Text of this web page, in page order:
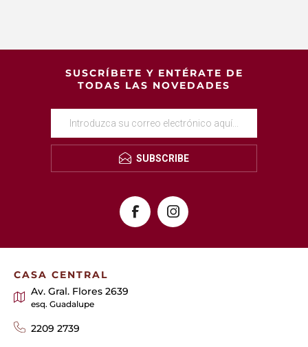
SUSCRÍBETE Y ENTÉRATE DE
TODAS LAS NOVEDADES
SUBSCRIBE
CASA CENTRAL
Av. Gral. Flores 2639
esq. Guadalupe
2209 2739